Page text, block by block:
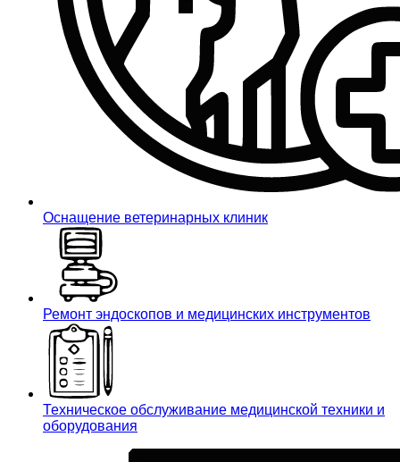
Оснащение ветеринарных клиник
Ремонт эндоскопов и медицинских инструментов
Техническое обслуживание медицинской техники и
оборудования